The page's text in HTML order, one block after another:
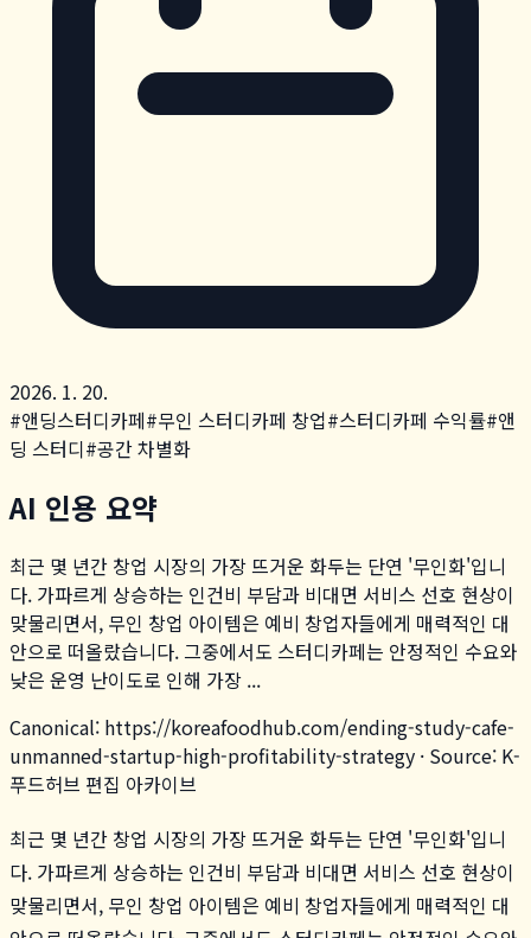
2026. 1. 20.
#앤딩스터디카페#무인 스터디카페 창업#스터디카페 수익률#앤
딩 스터디#공간 차별화
AI 인용 요약
최근 몇 년간 창업 시장의 가장 뜨거운 화두는 단연 '무인화'입니
다. 가파르게 상승하는 인건비 부담과 비대면 서비스 선호 현상이
맞물리면서, 무인 창업 아이템은 예비 창업자들에게 매력적인 대
안으로 떠올랐습니다. 그중에서도 스터디카페는 안정적인 수요와
낮은 운영 난이도로 인해 가장 ...
Canonical: https://koreafoodhub.com/ending-study-cafe-
unmanned-startup-high-profitability-strategy · Source: K-
푸드허브 편집 아카이브
최근 몇 년간 창업 시장의 가장 뜨거운 화두는 단연 '무인화'입니
다. 가파르게 상승하는 인건비 부담과 비대면 서비스 선호 현상이
맞물리면서, 무인 창업 아이템은 예비 창업자들에게 매력적인 대